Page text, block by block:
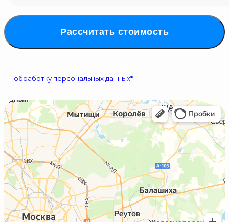
Рассчитать стоимость
обработку персональных данных*